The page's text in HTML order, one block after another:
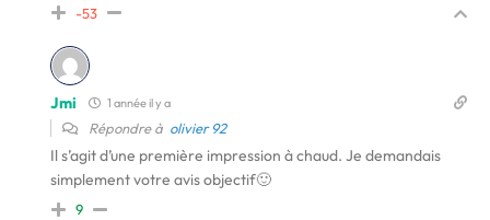
-53
Jmi 1 année il y a
Répondre à olivier 92
Il s’agit d’une première impression à chaud. Je demandais
simplement votre avis objectif🙂
9